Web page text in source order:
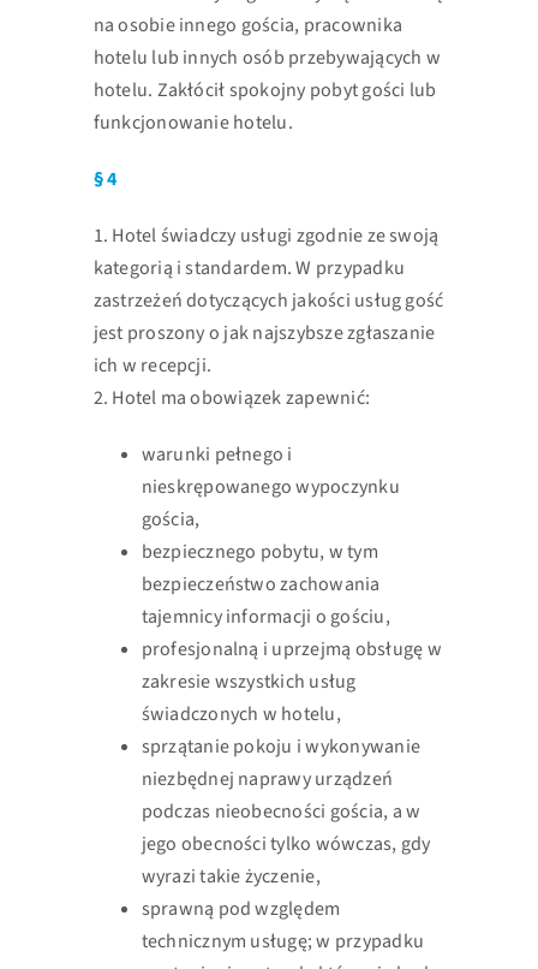
na osobie innego gościa, pracownika
hotelu lub innych osób przebywających w
hotelu. Zakłócił spokojny pobyt gości lub
funkcjonowanie hotelu.
§ 4
1. Hotel świadczy usługi zgodnie ze swoją
kategorią i standardem. W przypadku
zastrzeżeń dotyczących jakości usług gość
jest proszony o jak najszybszezgłaszanie
ich w recepcji.
2. Hotel ma obowiązek zapewnić:
warunki pełnego i
nieskrępowanego wypoczynku
gościa,
bezpiecznego pobytu, w tym
bezpieczeństwo zachowania
tajemnicy informacji o gościu,
profesjonalną i uprzejmą obsługę w
zakresie wszystkich usług
świadczonych w hotelu,
sprzątanie pokoju i wykonywanie
niezbędnej naprawy urządzeń
podczas nieobecności gościa, a w
jego obecności tylko wówczas, gdy
wyrazi takie życzenie,
sprawną pod względem
technicznym usługę; w przypadku